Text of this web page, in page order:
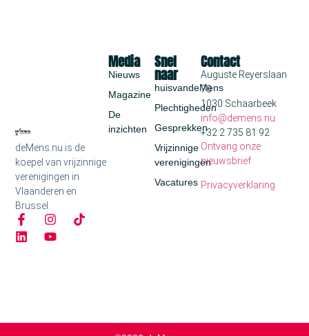
deMens.nu is de
koepel van vrijzinnige
verenigingen in
Vlaanderen en
Brussel
Snel
naar
huisvandeMens
Plechtigheden
Gesprekken
Vrijzinnige
verenigingen
Vacatures
Media
Nieuws
Magazine
De
inzichten
Contact
Auguste Reyerslaan
70
1030 Schaarbeek
info@demens.nu
+32 2 735 81 92
Ontvang onze
nieuwsbrief
Privacyverklaring